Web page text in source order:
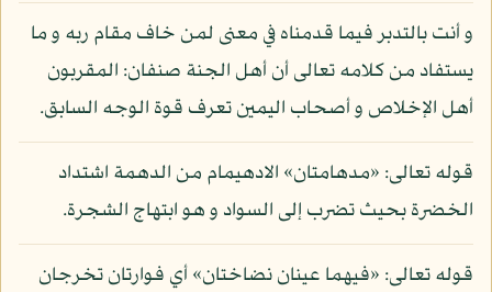
و أنت بالتدبر فيما قدمناه في معنى لمن خاف مقام ربه و ما
يستفاد من كلامه تعالى أن أهل الجنة صنفان: المقربون
أهل الإخلاص و أصحاب اليمين تعرف قوة الوجه السابق.
قوله تعالى: «مدهامتان» الادهيمام من الدهمة اشتداد
الخضرة بحيث تضرب إلى السواد و هو ابتهاج الشجرة.
قوله تعالى: «فيهما عينان نضاختان» أي فوارتان تخرجان